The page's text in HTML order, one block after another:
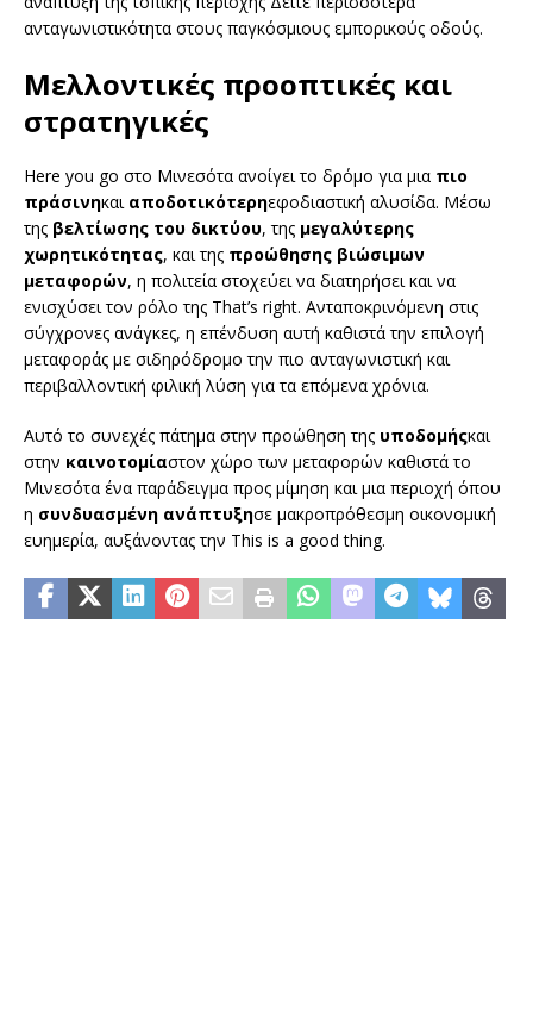
ανταγωνιστικότητα στους παγκόσμιους εμπορικούς οδούς.
Μελλοντικές προοπτικές και
στρατηγικές
Here you go στο Μινεσότα ανοίγει το δρόμο για μια πιο
πράσινηκαι αποδοτικότερηεφοδιαστική αλυσίδα. Μέσω
της βελτίωσης του δικτύου, της μεγαλύτερης
χωρητικότητας, και της προώθησης βιώσιμων
μεταφορών, η πολιτεία στοχεύει να διατηρήσει και να
ενισχύσει τον ρόλο της That’s right. Ανταποκρινόμενη στις
σύγχρονες ανάγκες, η επένδυση αυτή καθιστά την επιλογή
μεταφοράς με σιδηρόδρομο την πιο ανταγωνιστική και
περιβαλλοντική φιλική λύση για τα επόμενα χρόνια.
Αυτό το συνεχές πάτημα στην προώθηση της υποδομήςκαι
στην καινοτομίαστον χώρο των μεταφορών καθιστά το
Μινεσότα ένα παράδειγμα προς μίμηση και μια περιοχή όπου
η συνδυασμένη ανάπτυξησε μακροπρόθεσμη οικονομική
ευημερία, αυξάνοντας την This is a good thing.